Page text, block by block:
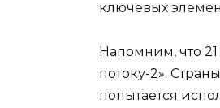
ключевых
Напомним, что
потоку-2».
попытается